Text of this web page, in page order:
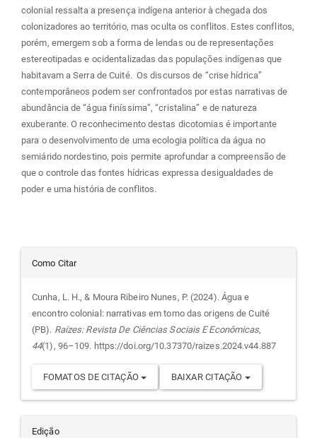
colonial ressalta a presença indígena anterior à chegada dos
colonizadores ao território, mas oculta os conflitos. Estes conflitos,
porém, emergem sob a forma de lendas ou de representações
estereotipadas e ocidentalizadas das populações indígenas que
habitavam a Serra de Cuité. Os discursos de “crise hídrica”
contemporâneos podem ser confrontados por estas narrativas de
abundância de “água finíssima”, “cristalina” e de natureza
exuberante. O reconhecimento destas dicotomias é importante
para o desenvolvimento de uma ecologia política da água no
semiárido nordestino, pois permite aprofundar a compreensão de
que o controle das fontes hídricas expressa desigualdades de
poder e uma história de conflitos.
Detalhes
do
artigo
Como Citar
Cunha, L. H., & Moura Ribeiro Nunes, P. (2024). Água e
encontro colonial: narrativas em torno das origens de Cuité
(PB). Raízes: Revista De Ciências Sociais E Econômicas,
44(1), 96–109. https://doi.org/10.37370/raizes.2024.v44.887
FOMATOS DE CITAÇÃO BAIXAR CITAÇÃO
Edição